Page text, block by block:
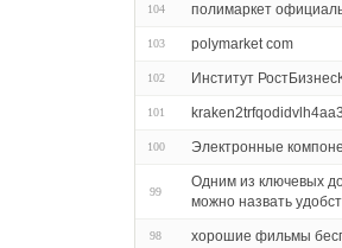
104 полимаркет
103 polymarket com
102 Институт
101
100 Электронные
99
Одним из ключевых
можно назвать
98 хорошие фильмы